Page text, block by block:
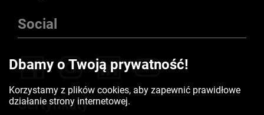
Social
Certyfikaty
Dbamy o Twoją prywatność!
Korzystamy z plików cookies, aby zapewnić prawidłowe
działanie strony internetowej.